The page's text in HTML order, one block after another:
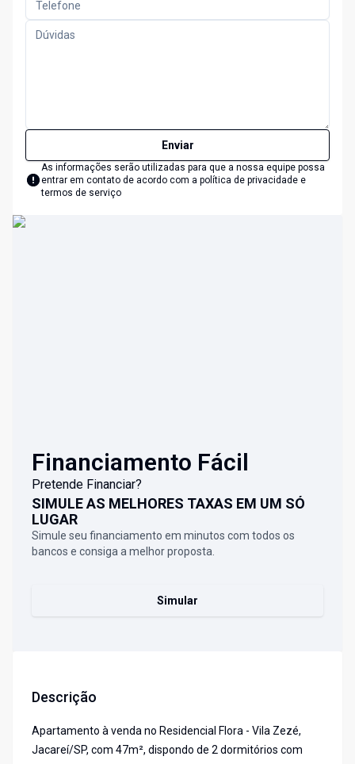
Enviar
As informações serão utilizadas para que a nossa equipe possa
entrar em contato de acordo com a política de privacidade e
termos de serviço
Financiamento Fácil
Pretende Financiar?
SIMULE AS MELHORES TAXAS EM UM SÓ
LUGAR
Simule seu financiamento em minutos com todos os
bancos e consiga a melhor proposta.
Simular
Descrição
Apartamento à venda no Residencial Flora - Vila Zezé,
Jacareí/SP, com 47m², dispondo de 2 dormitórios com